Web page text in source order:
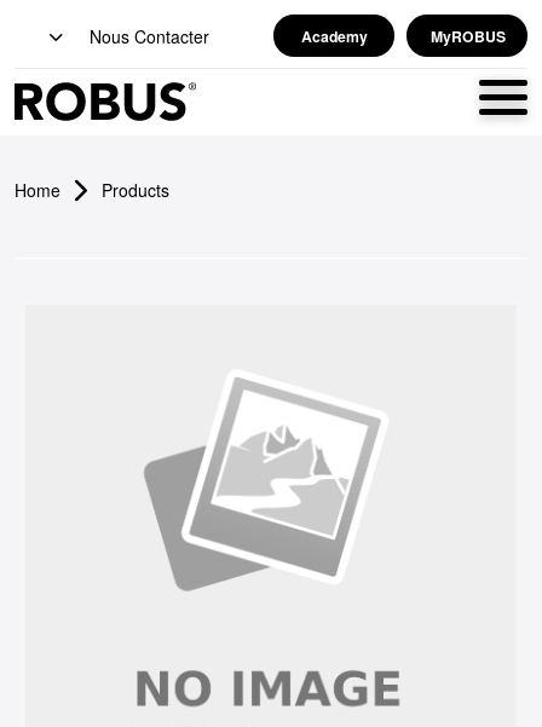
Nous Contacter Academy MyROBUS
Home Products